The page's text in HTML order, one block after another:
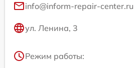
info@inform-repair-center.ru
ул. Ленина, 3
Режим работы: